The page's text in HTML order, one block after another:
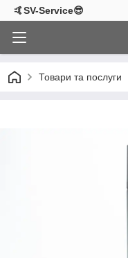
🤙SV-Service😎
Товари та послуги